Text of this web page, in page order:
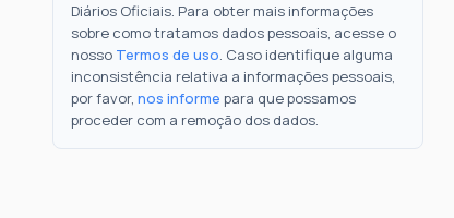
Diários Oficiais. Para obter mais informações
sobre como tratamos dados pessoais, acesse o
nosso Termos de uso. Caso identifique alguma
inconsistência relativa a informações pessoais,
por favor, nos informe para que possamos
proceder com a remoção dos dados.